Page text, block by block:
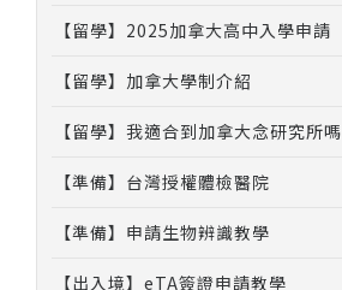
【留學】2025加拿大高中入學申請
【留學】加拿大學制介紹
【留學】我適合到加拿大念研究所嗎
【準備】台灣授權體檢醫院
【準備】申請生物辨識教學
【出入境】eTA簽證申請教學